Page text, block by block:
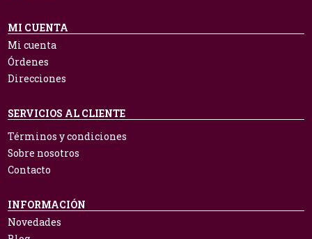
MI CUENTA
Mi cuenta
Órdenes
Direcciones
SERVICIOS AL CLIENTE
Términos y condiciones
Sobre nosotros
Contacto
INFORMACIÓN
Novedades